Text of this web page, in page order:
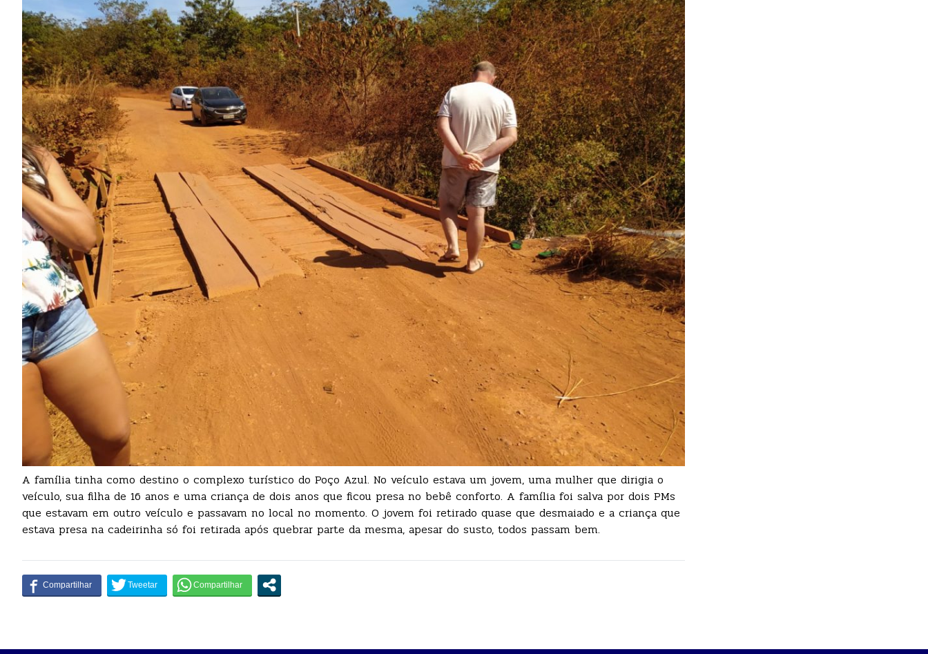
A família tinha como destino o complexo turístico do Poço Azul. No veículo estava um jovem, uma mulher que dirigia o
veículo, sua filha de 16 anos e uma criança de dois anos que ficou presa no bebê conforto. A família foi salva por dois PMs
que estavam em outro veículo e passavam no local no momento. O jovem foi retirado quase que desmaiado e a criança que
estava presa na cadeirinha só foi retirada após quebrar parte da mesma, apesar do susto, todos passam bem.